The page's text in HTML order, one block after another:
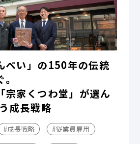
べい」の150年の伝統
宗家くつわ堂」が選ん
成長戦略
#成長戦略 #従業員雇用